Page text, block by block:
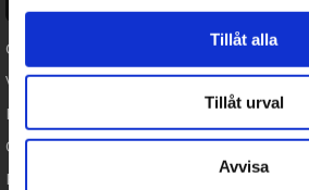
Tillåt alla
Tillåt urval
Avvisa
Cookies
Varumärken
Köpvillkor
Om oss
Presenteriet Rabattkod